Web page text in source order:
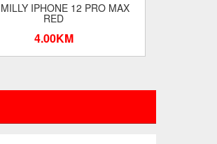
IPHONE 12 PRO MAX
RED
4.00KM